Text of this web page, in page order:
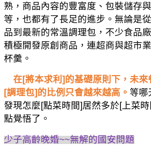
熟，商品內容的豐富度、包裝儲存
等，也都有了長足的進步。無論是
品到最新的常溫調理包，不少食品
積極開發原創商品，連超商與超市
杯羹。
在[將本求利 ] 的基礎原則下，未來
[調理包] 的比例只會越來越高。 等哪
發現怎麼[點菜時間]居然多於[上菜時
點覺悟了。
少子高齡晚婚~~無解的國安問題